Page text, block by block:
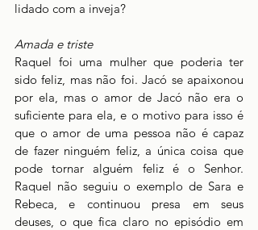
lidado com a inveja?
Amada e triste
Raquel foi uma mulher que poderia ter
sido feliz, mas não foi. Jacó se apaixonou
por ela, mas o amor de Jacó não era o
suficiente para ela, e o motivo para isso é
que o amor de uma pessoa não é capaz
de fazer ninguém feliz, a única coisa que
pode tornar alguém feliz é o Senhor.
Raquel não seguiu o exemplo de Sara e
Rebeca, e continuou presa em seus
deuses, o que fica claro no episódio em